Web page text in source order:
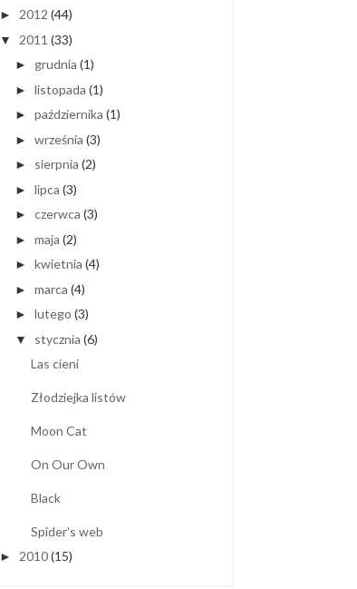
► 2012 (44)
▼ 2011 (33)
► grudnia (1)
► listopada (1)
► października (1)
► września (3)
► sierpnia (2)
► lipca (3)
► czerwca (3)
► maja (2)
► kwietnia (4)
► marca (4)
► lutego (3)
▼ stycznia (6)
Las cieni
Złodziejka listów
Moon Cat
On Our Own
Black
Spider's web
► 2010(15)